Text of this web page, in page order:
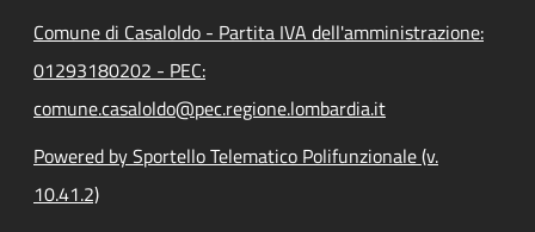
Comune di Casaloldo - Partita IVA dell'amministrazione:
01293180202 - PEC:
comune.casaloldo@pec.regione.lombardia.it
Powered by Sportello Telematico Polifunzionale (v.
10.41.2)